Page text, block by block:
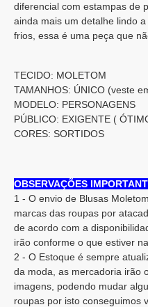
diferencial com estampas de
ainda mais um detalhe lindo
frios, essa é uma peça que
TECIDO: MOLETOM
TAMANHOS: ÚNICO (veste
MODELO: PERSONAGENS
PÚBLICO: EXIGENTE (
CORES: SORTIDOS
OBSERVAÇÕES
1 - O envio de Blusas
marcas das roupas por
de acordo com a
irão conforme o que estiver
2 - O Estoque é sempre
da moda, as mercadoria irão
imagens, podendo mudar
roupas por isto conseguimos